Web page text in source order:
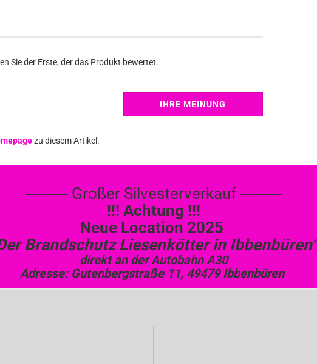
Sie der Erste, der das Produkt bewertet.
IHRE MEINUNG
zu diesem Artikel.
---------- Großer Silvesterverkauf ----------
!!! Achtung !!!
Neue Location 2025
Brandschutz Liesenkötter in Ibbenbüren"
direkt an der Autobahn A30
Adresse: Gutenbergstraße 11, 49479 Ibbenbüren